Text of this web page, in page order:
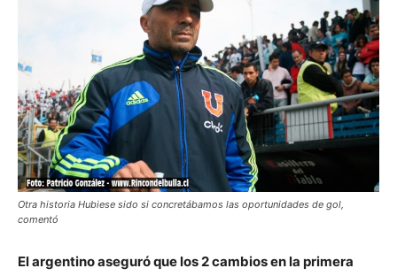
Otra historia Hubiese sido si concretábamos las oportunidades de gol,
comentó
El argentino aseguró que los 2 cambios en la primera